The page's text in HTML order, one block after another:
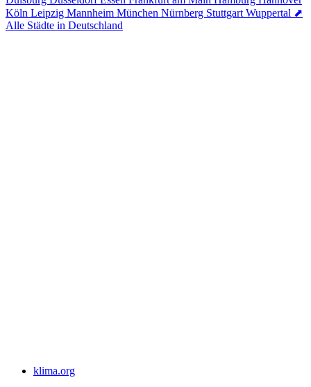
Köln Leipzig Mannheim München Nürnberg Stuttgart Wuppertal ⬈
Alle Städte in Deutschland
klima.org